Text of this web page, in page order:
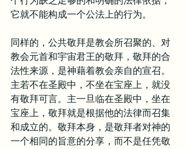
它就不能构成一个公法上的行为。
同样的，公共敬拜是教会所召聚的、对
教会元首和宇宙君王的敬拜，敬拜的合
法性来源，是神藉着教会亲自的宣召。
主若不在圣殿中，不坐在宝座上，就没
有敬拜可言。主一旦临在圣殿中，坐在
宝座上，敬拜就是根据他的法律而召集
和成立的。敬拜本身，是敬拜者对神的
一个相同的旨意的分享，而不是任凭敬